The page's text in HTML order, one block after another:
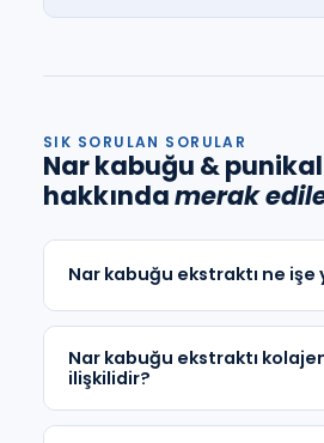
SIK SORULAN SORULAR
Nar kabuğu &
hakkındamerak
Nar kabuğu ekstraktı ne işe
Nar kabuğu ekstraktı
ilişkilidir?